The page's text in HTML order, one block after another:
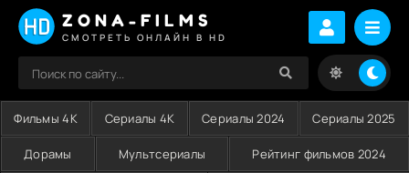
ZONA-FILMS
СМОТРЕТЬ ОНЛАЙН В HD
Фильмы 4K Сериалы 4K Сериалы 2024 Сериалы 2025
Дорамы Мультсериалы Рейтинг фильмов 2024